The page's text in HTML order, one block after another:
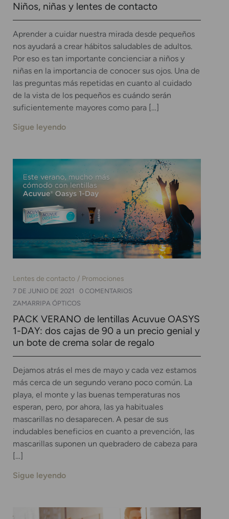
Niños, niñas y lentes de contacto
Aprender a cuidar nuestra mirada desde pequeños
nos ayudará a crear hábitos saludables de adultos.
Por eso es tan importante concienciar a niños y
niñas en la importancia de conocer sus ojos. Una de
las preguntas más repetidas en cuanto al cuidado
de la vista de los pequeños es cuándo serán
suficientemente mayores como para […]
Sigue leyendo
Lentes de contacto Promociones
7 DE JUNIO DE 2021
0 COMENTARIOS
ZAMARRIPA ÓPTICOS
PACK VERANO de lentillas Acuvue OASYS
1-DAY: dos cajas de 90 a un precio genial y
un bote de crema solar de regalo
Dejamos atrás el mes de mayo y cada vez estamos
más cerca de un segundo verano poco común. La
playa, el monte y las buenas temperaturas nos
esperan, pero, por ahora, las ya habituales
mascarillas no desaparecen. A pesar de sus
indudables beneficios en cuanto a prevención, las
mascarillas suponen un quebradero de cabeza para
[…]
Sigue leyendo